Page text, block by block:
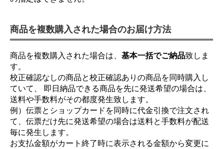
商品を複数購入された場合のお届け方法
商品を複数購入された場合は、 基本一括でご納品致しま
す。
校正確認なしの商品と校正確認ありの商品を同時購入し
ていて、 即日納品できる商品を先に発送希望の場合は、
送料や手数料がその都度発生致します。
例）伝票とショップカードを同時に代金引換で注文され
て、伝票だけ先に発送希望の場合は送料と手数料が配送
毎に発生します。
お支払金額がカート終了時に表示される金額から変更に